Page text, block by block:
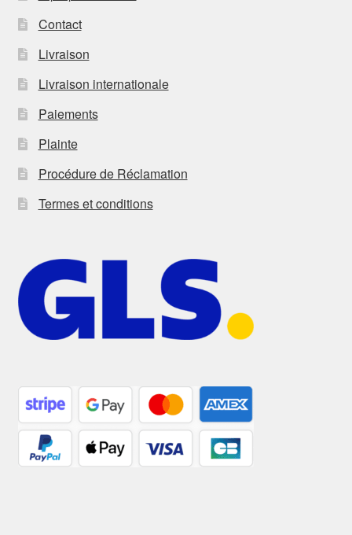
Contact
Livraison
Livraison internationale
Paiements
Plainte
Procédure de Réclamation
Termes et conditions